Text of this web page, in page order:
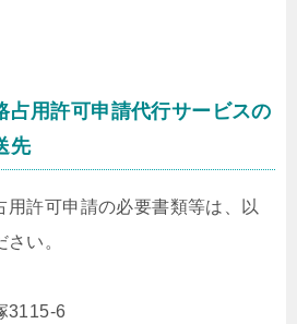
占用許可申請代行サービスの
先
用許可申請の必要書類等は、以
い。
3115-6